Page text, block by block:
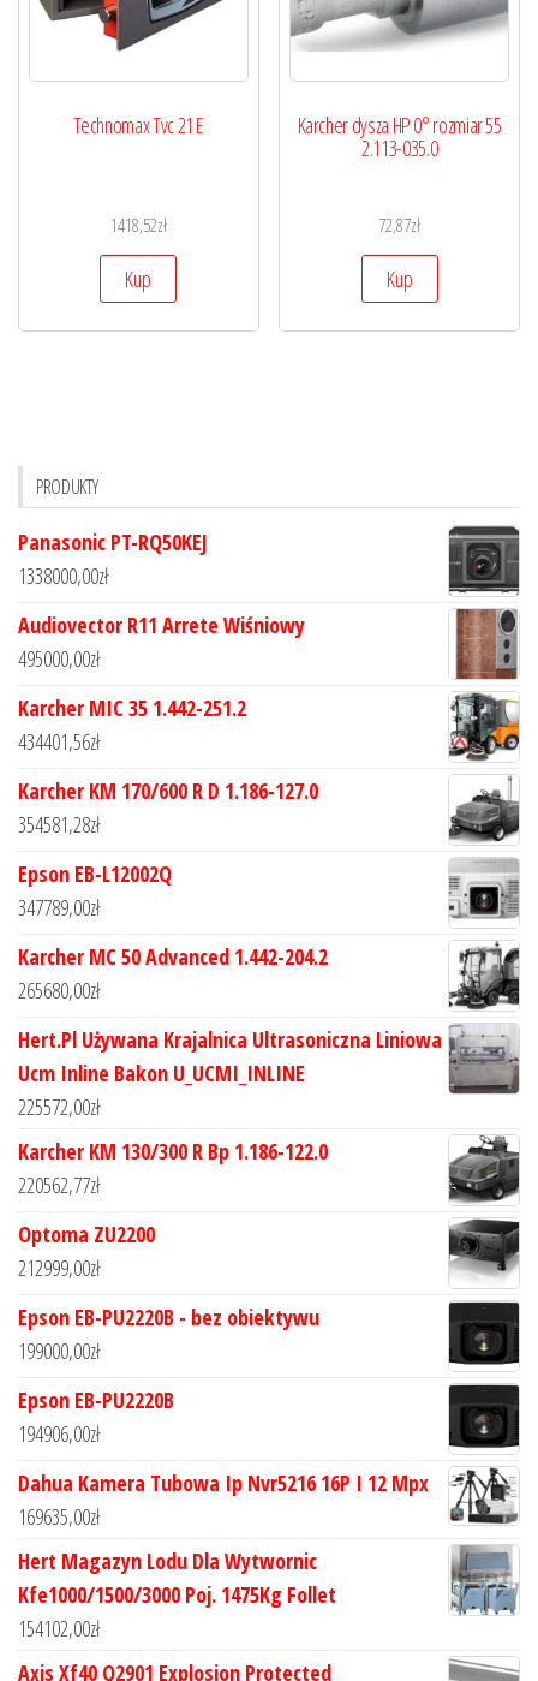
Technomax Tvc 21 E
1418,52zł
Kup
Karcher dysza HP 0° rozmiar 55
2.113-035.0
72,87zł
Kup
PRODUKTY
Panasonic PT-RQ50KEJ
1338000,00zł
Audiovector R11 Arrete Wiśniowy
495000,00zł
Karcher MIC 35 1.442-251.2
434401,56zł
Karcher KM 170/600 R D 1.186-127.0
354581,28zł
Epson EB-L12002Q
347789,00zł
Karcher MC 50 Advanced 1.442-204.2
265680,00zł
Hert.Pl Używana Krajalnica Ultrasoniczna Liniowa
Ucm Inline Bakon U_UCMI_INLINE
225572,00zł
Karcher KM 130/300 R Bp 1.186-122.0
220562,77zł
Optoma ZU2200
212999,00zł
Epson EB-PU2220B - bez obiektywu
199000,00zł
Epson EB-PU2220B
194906,00zł
Dahua Kamera Tubowa Ip Nvr5216 16P I 12 Mpx
169635,00zł
Hert Magazyn Lodu Dla Wytwornic
Kfe1000/1500/3000 Poj. 1475Kg Follet
154102,00zł
Axis Xf40 Q2901 Explosion Protected